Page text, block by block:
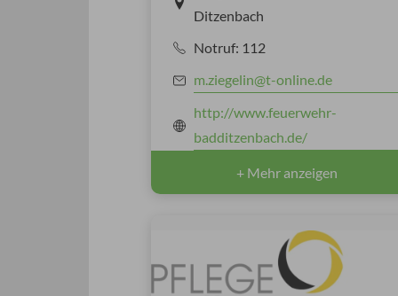
Ditzenbach
Notruf: 112
m.ziegelin@t-online.de
http://www.feuerwehr-
badditzenbach.de/
+ Mehr anzeigen